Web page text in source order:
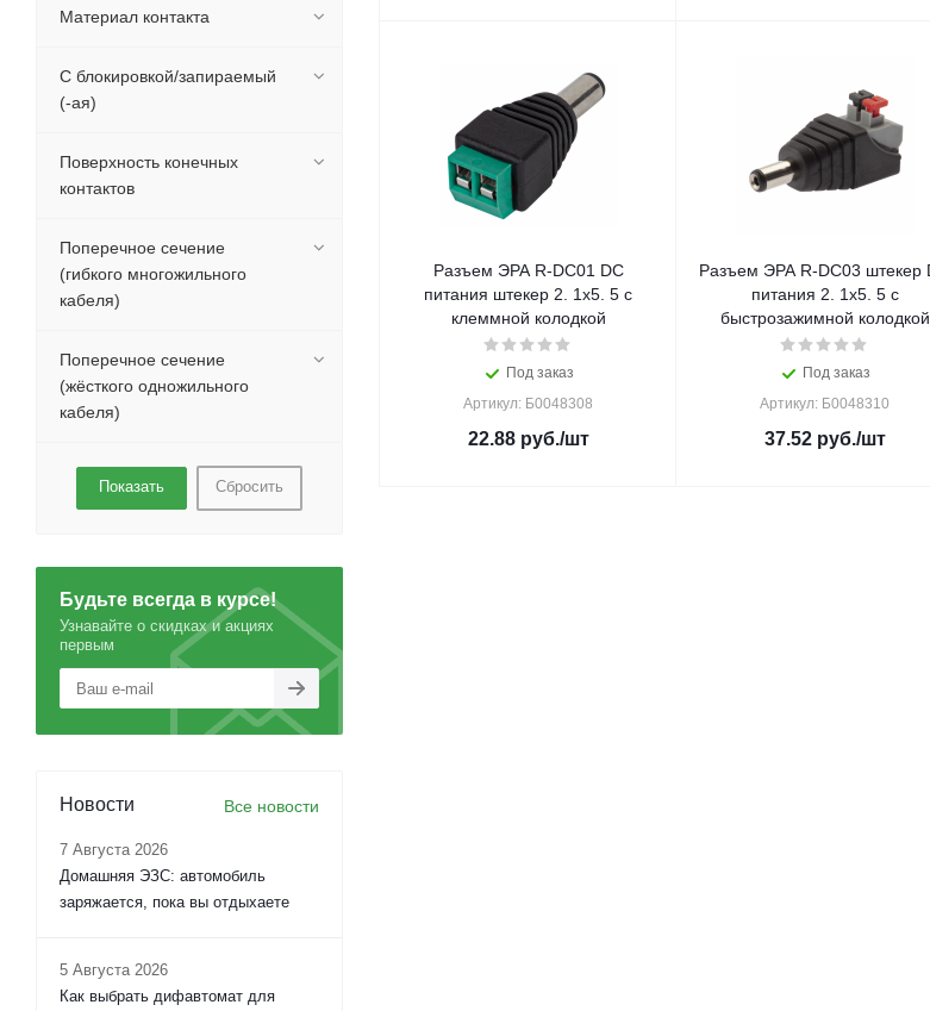
Разъем ЭРА R-DC01 DC
питания штекер 2. 1х5. 5 с
клеммной колодкой
Под заказ
Артикул: Б0048308
22.88руб./шт
Разъем ЭРА R-DC03 штекер DC
питания 2. 1х5. 5 с
быстрозажимной колодкой
Под заказ
Артикул: Б0048310
37.52руб./шт
Материал контакта
С блокировкой/запираемый
(-ая)
Поверхность конечных
контактов
Поперечное сечение
(гибкого многожильного
кабеля)
Поперечное сечение
(жёсткого одножильного
кабеля)
Сбросить
Будьте всегда в курсе!
Узнавайте о скидках и акциях
первым
Новости Все новости
7 Августа 2026
Домашняя ЭЗС: автомобиль
заряжается, пока вы отдыхаете
5 Августа 2026
Как выбрать дифавтомат для